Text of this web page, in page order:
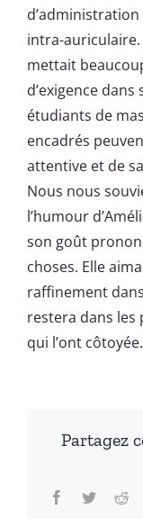
intra-
mettait
d’exigence
étudiants de
encadrés
attentive et de
Nous nous
l’humour
son goût
choses. Elle
raffinement
restera dans les
qui l’ont côtoyée.
Partagez
Facebook
Twitter